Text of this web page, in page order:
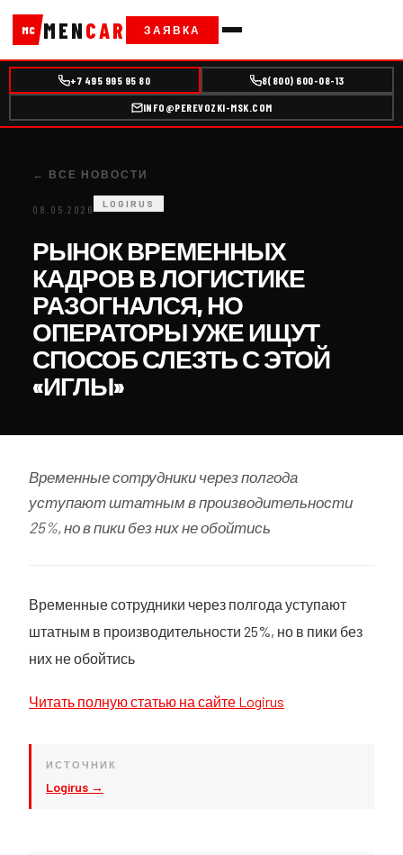
MC MENCAR ЗАЯВКА
+7 495 995 95 80 8(800) 600-08-13
INFO@PEREVOZKI-MSK.COM
← ВСЕ НОВОСТИ
08.05.2026 LOGIRUS
РЫНОК ВРЕМЕННЫХ
КАДРОВ В ЛОГИСТИКЕ
РАЗОГНАЛСЯ, НО
ОПЕРАТОРЫ УЖЕ ИЩУТ
СПОСОБ СЛЕЗТЬ С ЭТОЙ
«ИГЛЫ»
Временные сотрудники через полгода
уступают штатным в производительности
25%, но в пики без них не обойтись
Временные сотрудники через полгода уступают
штатным в производительности 25%, но в пики без
них не обойтись
Читать полную статью на сайте Logirus
ИСТОЧНИК
Logirus →